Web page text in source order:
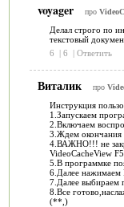
voyager про
Делал строго по
текстовый
6
| 6 | Ответить
Виталик про
Инструкция
1.Запускаем
2.Включаем
3.Ждем окончания
4.ВАЖНО!!! не
VideoCacheView
5.В программке
6.Далее нажимаем
7.Далее выбираем
8.Все
(**,)